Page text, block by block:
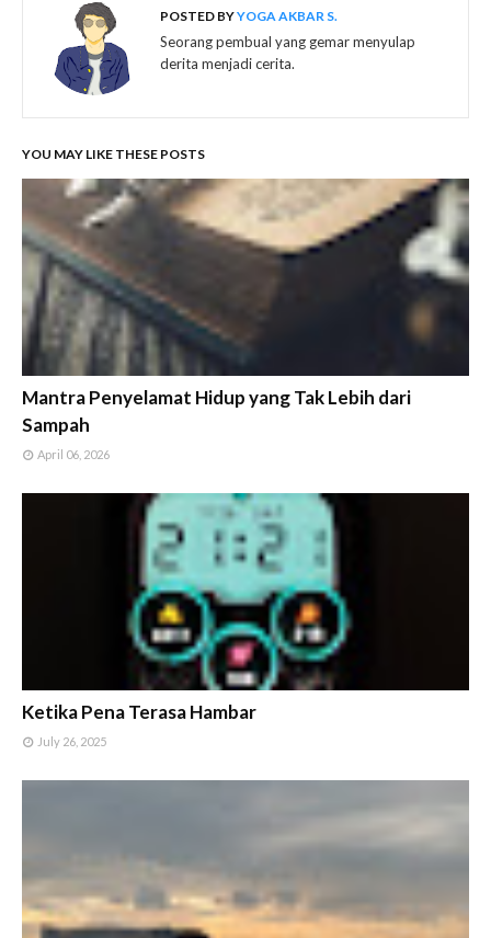
POSTED BYYOGA AKBAR S.
Seorang pembual yang gemar menyulap
derita menjadi cerita.
YOU MAY LIKE THESE POSTS
Mantra Penyelamat Hidup yang Tak Lebih dari
Sampah
April 06, 2026
Ketika Pena Terasa Hambar
July 26, 2025